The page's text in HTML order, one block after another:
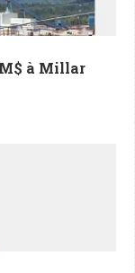
M$ à Millar